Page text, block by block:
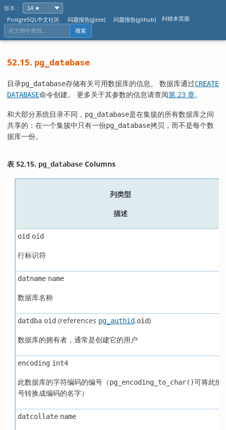
版本：
PostgreSQL中文社区
问题报告(gitee) 问题报告(github) 纠错本页面
搜索
52.15. pg_database
目录pg_database存储有关可用数据库的信息。 数据库通过CREATE
DATABASE命令创建。 更多关于其参数的信息请查阅第 23 章。
和大部分系统目录不同， pg_database是在集簇的所有数据库之间
共享的：在一个集簇中只有一份pg_database拷贝，而不是每个数
据库一份。
表 52.15. pg_database Columns
列类型
描述
oid oid
行标识符
datname name
数据库名称
datdba oid(references pg_authid.oid)
数据库的拥有者，通常是创建它的用户
encoding int4
此数据库的字符编码的编号（pg_encoding_to_char()可将此编
号转换成编码的名字）
datcollate name